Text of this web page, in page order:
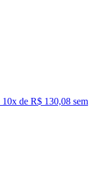
10x de R$ 130,08 sem